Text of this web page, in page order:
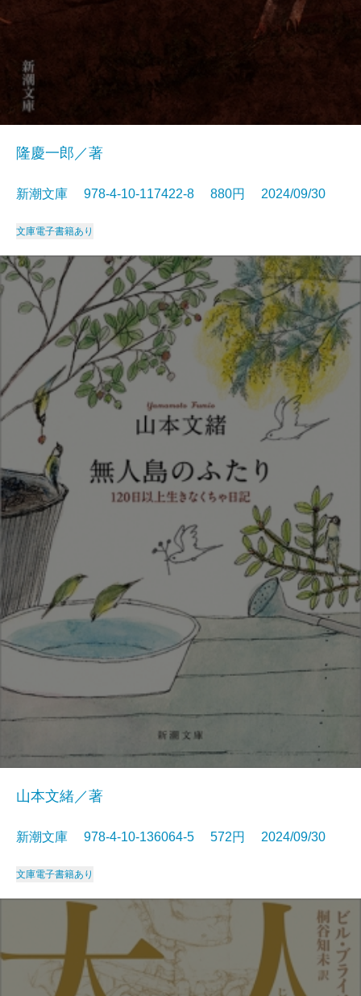
隆慶一郎／著
新潮文庫 978-4-10-117422-8 880円 2024/09/30
文庫電子書籍あり
山本文緒／著
新潮文庫 978-4-10-136064-5 572円 2024/09/30
文庫電子書籍あり